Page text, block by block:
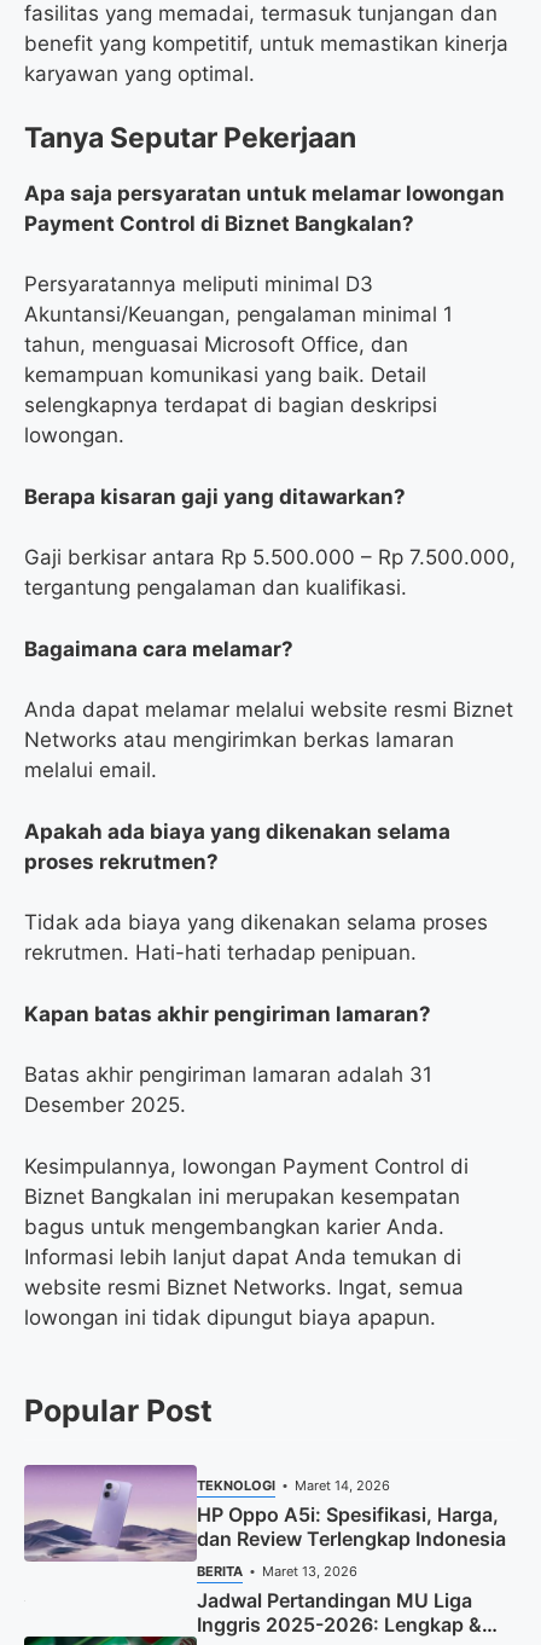
fasilitas yang memadai, termasuk tunjangan dan
benefit yang kompetitif, untuk memastikan kinerja
karyawan yang optimal.
Tanya Seputar Pekerjaan
Apa saja persyaratan untuk melamar lowongan
Payment Control di Biznet Bangkalan?
Persyaratannya meliputi minimal D3
Akuntansi/Keuangan, pengalaman minimal 1
tahun, menguasai Microsoft Office, dan
kemampuan komunikasi yang baik. Detail
selengkapnya terdapat di bagian deskripsi
lowongan.
Berapa kisaran gaji yang ditawarkan?
Gaji berkisar antara Rp 5.500.000 – Rp 7.500.000,
tergantung pengalaman dan kualifikasi.
Bagaimana cara melamar?
Anda dapat melamar melalui website resmi Biznet
Networks atau mengirimkan berkas lamaran
melalui email.
Apakah ada biaya yang dikenakan selama
proses rekrutmen?
Tidak ada biaya yang dikenakan selama proses
rekrutmen. Hati-hati terhadap penipuan.
Kapan batas akhir pengiriman lamaran?
Batas akhir pengiriman lamaran adalah 31
Desember 2025.
Kesimpulannya, lowongan Payment Control di
Biznet Bangkalan ini merupakan kesempatan
bagus untuk mengembangkan karier Anda.
Informasi lebih lanjut dapat Anda temukan di
website resmi Biznet Networks. Ingat, semua
lowongan ini tidak dipungut biaya apapun.
Popular Post
TEKNOLOGI Maret 14, 2026
HP Oppo A5i: Spesifikasi, Harga,
dan Review Terlengkap Indonesia
BERITA Maret 13, 2026
Jadwal Pertandingan MU Liga
Inggris 2025-2026: Lengkap &